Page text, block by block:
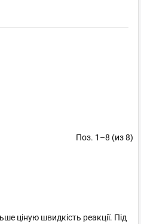
Поз. 1–8 (из 8)
ціную швидкість реакції. Під